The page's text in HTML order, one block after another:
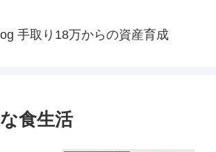
手取り18万からの資産育成
食生活